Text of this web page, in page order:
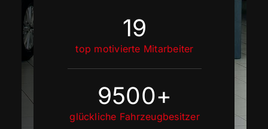
19
top motivierte Mitarbeiter
9500+
glückliche Fahrzeugbesitzer